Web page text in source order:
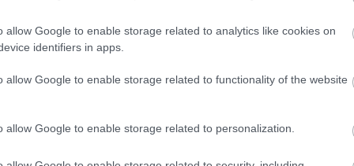
allow Google to enable storage related to analytics like cookies on
identifiers in apps.
allow Google to enable storage related to functionality of the website
allow Google to enable storage related to personalization.
volna létrehozni a Lordi eurovíziós győzelmének
az Eurovíziós Dalfesztiválnak a hetvenedik
Eurovíziós dal kapott új hangszerelést, miközben
is. A ‘Hard Rock Hallelujah’-t úgy hangszereltem és
Johnny Logannek a legjobban állna. Tudtam,
És ezt az extra erőt maga
emeli ezt a verziót.
együttműködésről: